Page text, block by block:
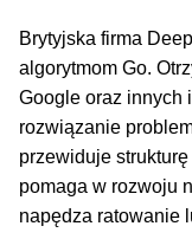
Brytyjska firma
algorytmom Go.
Google oraz innych
rozwiązanie
przewiduje
pomaga w rozwoju
napędza ratowanie